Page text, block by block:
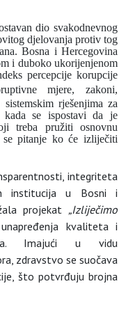
dio svakodnevnog
djelovanja protiv tog
Bosna i Hercegovina
i duboko ukorijenjenom
percepcije korupcije
mjere, zakoni,
rješenjima za
kada se ispostavi da je
treba pružiti osnovnu
se pitanje koće izliječiti
integriteta
institucija u Bosni i
projekat „Izliječimo
kvaliteta i
Imajući u vidu
zdravstvo se suočava
što potvrđuju brojna